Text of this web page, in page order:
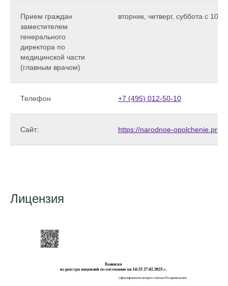
Прием граждан
заместителем
генерального
директора по
медицинской части
(главным врачом)
вторник, четверг, суббота с
Телефон +7 (495) 012-50-10
Сайт: https://narodnoe-
Лицензия